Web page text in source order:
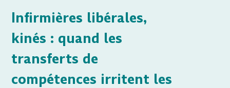
Infirmières libérales,
kinés : quand les
transferts de
compétences irritent les